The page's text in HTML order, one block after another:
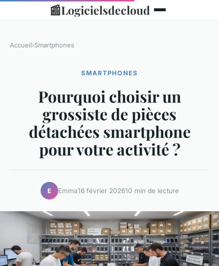
📰Logicielsdecloud
Accueil›Smartphones
SMARTPHONES
Pourquoi choisir un
grossiste de pièces
détachées smartphone
pour votre activité ?
E Emma16 février 202610 min de lecture